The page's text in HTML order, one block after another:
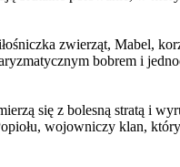
zwierząt, Mabel,
bobrem i
się z bolesną stratą i
wojowniczy klan,